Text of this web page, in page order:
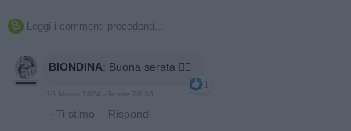
 Leggi i commenti precedenti...
BIONDINA: Buona serata 🙋‍♀️
1
16 Marzo 2024 alle ore 20:33
· Ti stimo · Rispondi